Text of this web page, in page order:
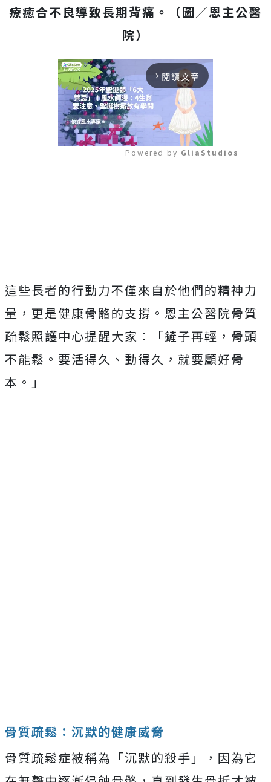
療癒合不良導致長期背痛。（圖／恩主公醫
院）
arrow_forward_ios 閱讀文章
Powered by GliaStudios
這些長者的行動力不僅來自於他們的精神力
量，更是健康骨骼的支撐。恩主公醫院骨質
疏鬆照護中心提醒大家：「鏟子再輕，骨頭
不能鬆。要活得久、動得久，就要顧好骨
本。」
骨質疏鬆：沉默的健康威脅
骨質疏鬆症被稱為「沉默的殺手」，因為它